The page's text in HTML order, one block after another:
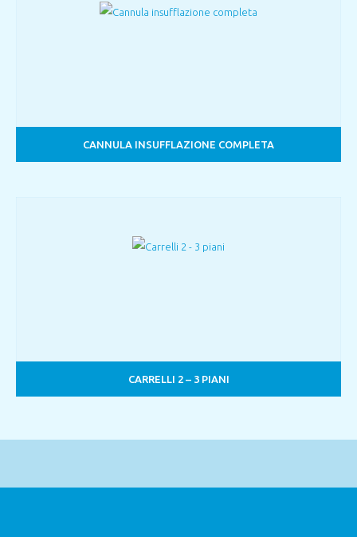
CANNULA INSUFFLAZIONE COMPLETA
CARRELLI 2 – 3 PIANI